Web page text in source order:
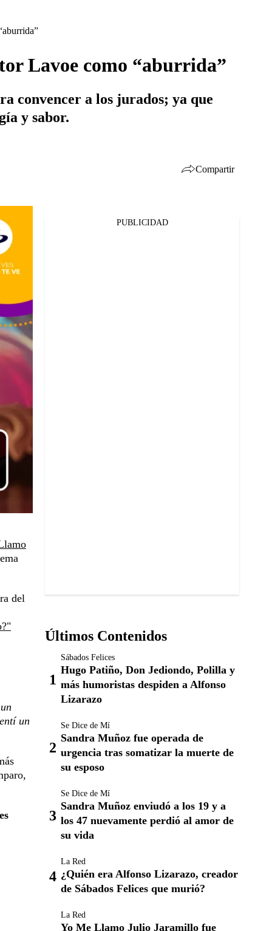
Lavoe como “aburrida”
convencer a los jurados; ya que
y sabor.
Compartir
del
un
PUBLICIDAD
Últimos Contenidos
Sábados Felices
Hugo Patiño, Don Jediondo, Polilla y
más humoristas despiden a Alfonso
Lizarazo
Se Dice de Mí
Sandra Muñoz fue operada de
urgencia tras somatizar la muerte de
su esposo
Se Dice de Mí
Sandra Muñoz enviudó a los 19 y a
los 47 nuevamente perdió al amor de
su vida
La Red
¿Quién era Alfonso Lizarazo, creador
de Sábados Felices que murió?
La Red
Yo Me Llamo Julio Jaramillo fue